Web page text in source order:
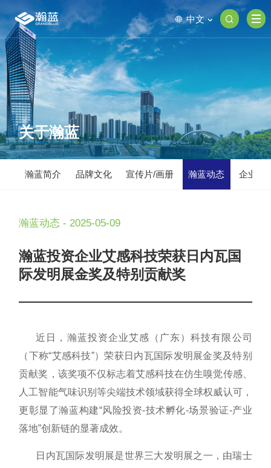
中文
关于瀚蓝
瀚蓝简介 品牌文化 宣传片/画册 瀚蓝动态 企业荣
瀚蓝动态 - 2025-05-09
瀚蓝投资企业艾感科技荣获日内瓦国
际发明展金奖及特别贡献奖
近日，瀚蓝投资企业艾感（广东）科技有限公司
（下称“艾感科技”）荣获日内瓦国际发明展金奖及特别
贡献奖，该奖项不仅标志着艾感科技在仿生嗅觉传感、
人工智能气味识别等尖端技术领域获得全球权威认可，
更彰显了瀚蓝构建“风险投资-技术孵化-场景验证-产业
落地”创新链的显著成效。
日内瓦国际发明展是世界三大发明展之一，由瑞士